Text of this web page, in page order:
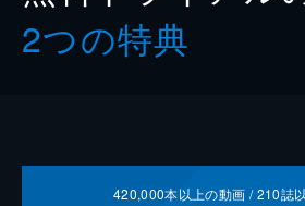
2つの特典
420,000本以上の動画 /210誌